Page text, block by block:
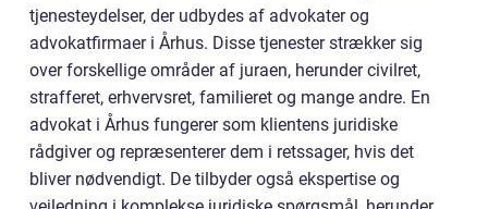
tjenesteydelser, der udbydes af advokater og
advokatfirmaer i Århus. Disse tjenester strækker sig
over forskellige områder af juraen, herunder civilret,
strafferet, erhvervsret, familieret og mange andre. En
advokat i Århus fungerer som klientens juridiske
rådgiver og repræsenterer dem i retssager, hvis det
bliver nødvendigt. De tilbyder også ekspertise og